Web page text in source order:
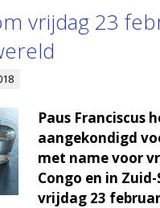
vrijdag 23
Paus Franciscus
aangekondigd
met name voor
Congo en in
vrijdag 23